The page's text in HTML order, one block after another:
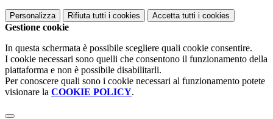
Personalizza Rifiuta tutti i cookies Accetta tutti i cookies
Gestione cookie
In questa schermata è possibile scegliere quali cookie consentire.
I cookie necessari sono quelli che consentono il funzionamento della
piattaforma e non è possibile disabilitarli.
Per conoscere quali sono i cookie necessari al funzionamento potete
visionare la COOKIE POLICY.